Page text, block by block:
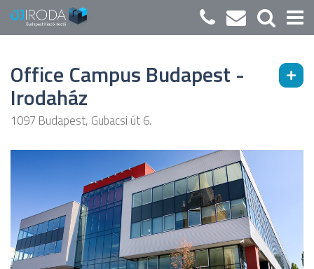
Office Campus Budapest -
Irodaház
1097 Budapest, Gubacsi út 6.